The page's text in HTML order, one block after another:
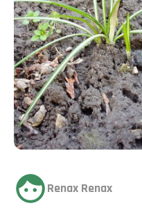
Renax Renax